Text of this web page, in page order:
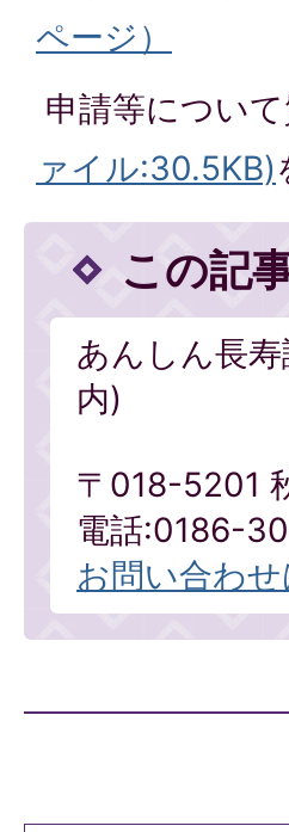
ページ）
申請等につい
ァイル:30.5KB)
この記
あんしん長
内)
〒018-5201
電話:0186-
お問い合わ